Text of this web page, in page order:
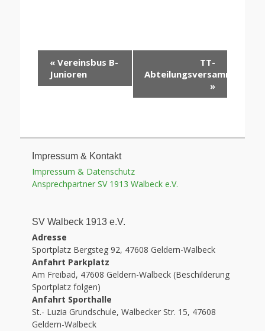
Veranstaltung-
Navigation
« Vereinsbus B-
Junioren
TT-
Abteilungsversammlung
»
Impressum & Kontakt
Impressum & Datenschutz
Ansprechpartner SV 1913 Walbeck e.V.
SV Walbeck 1913 e.V.
Adresse
Sportplatz Bergsteg 92, 47608 Geldern-Walbeck
Anfahrt Parkplatz
Am Freibad, 47608 Geldern-Walbeck (Beschilderung
Sportplatz folgen)
Anfahrt Sporthalle
St.- Luzia Grundschule, Walbecker Str. 15, 47608
Geldern-Walbeck